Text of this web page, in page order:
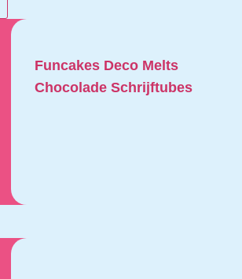
Funcakes Deco Melts
Chocolade Schrijftubes